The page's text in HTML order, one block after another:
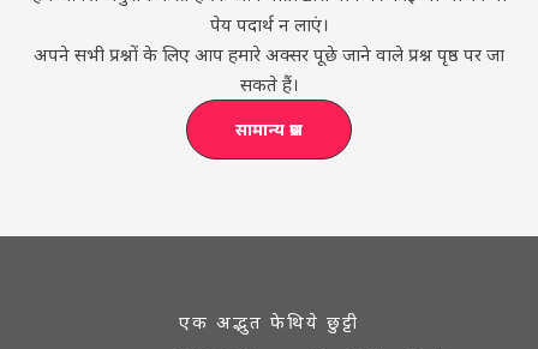
पेय पदार्थ न लाएं।
अपने सभी प्रश्नों के लिए आप हमारे अक्सर पूछे जाने वाले प्रश्न पृष्ठ पर जा
सकते हैं।
सामान्य प्रश्न
एक अद्भुत फेथिये छुट्टी